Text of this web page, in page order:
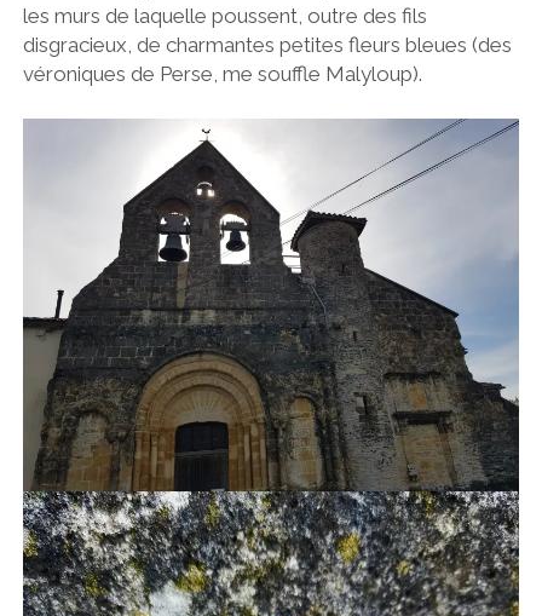
les murs de laquelle poussent, outre des fils
disgracieux, de charmantes petites fleurs bleues (des
véroniques de Perse, me souffle Malyloup).